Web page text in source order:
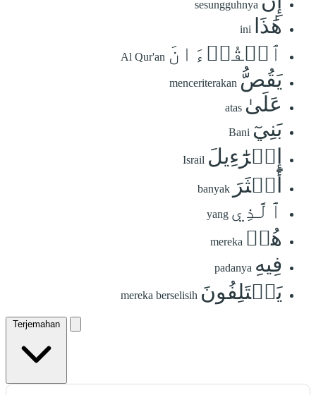
sesungguhnya
هَٰذَا ini
ٱلۡقُرۡءَانَ Al Qur'an
يَقُصُّ menceriterakan
عَلَىٰ atas
بَنِيٓ Bani
إِسۡرَٰٓءِيلَ Israil
أَكۡثَرَ banyak
ٱلَّذِي yang
هُمۡ mereka
فِيهِ padanya
يَخۡتَلِفُونَ mereka berselisih
Terjemahan